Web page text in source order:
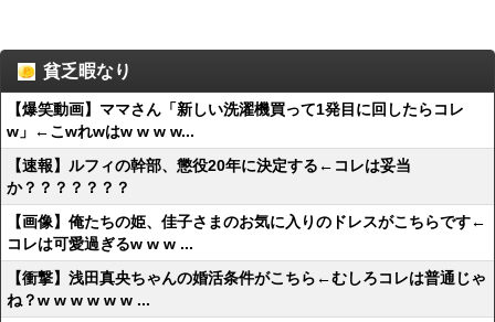
貧乏暇なり
【爆笑動画】ママさん「新しい洗濯機買って1発目に回したらコレ
w」←こwれwはw w w w...
【速報】ルフィの幹部、懲役20年に決定する←コレは妥当
か？？？？？？？
【画像】俺たちの姫、佳子さまのお気に入りのドレスがこちらです←
コレは可愛過ぎるw w w ...
【衝撃】浅田真央ちゃんの婚活条件がこちら←むしろコレは普通じゃ
ね？w w w w w w ...